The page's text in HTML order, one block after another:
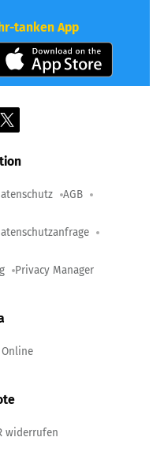
tanken App
AGB
Privacy Manager
widerrufen